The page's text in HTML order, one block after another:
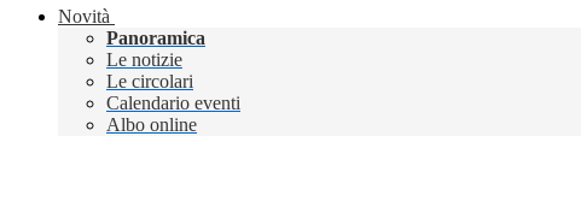
Novità
Panoramica
Le notizie
Le circolari
Calendario eventi
Albo online